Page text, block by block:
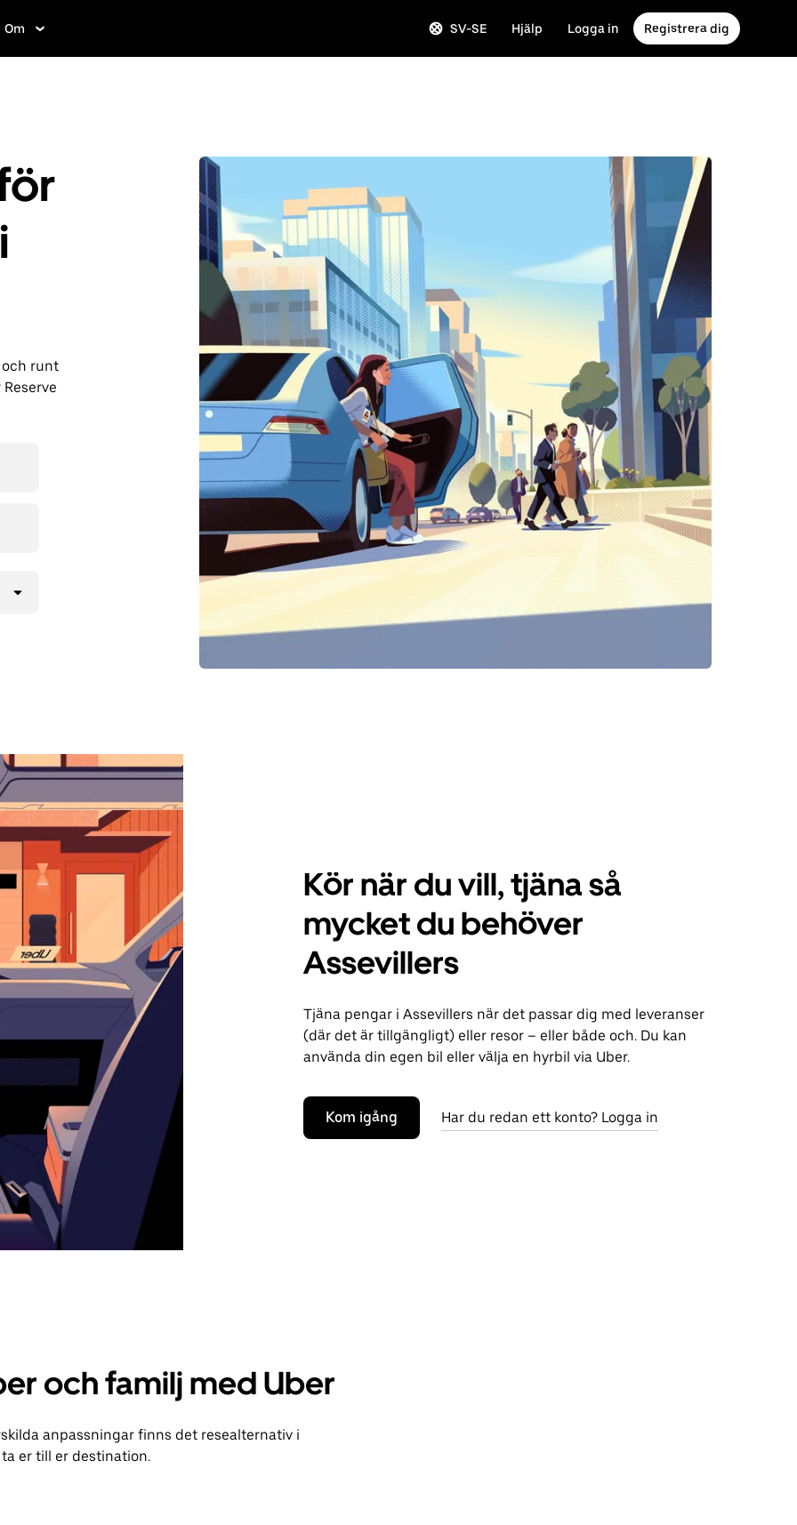
Om SV-SE Hjälp Logga in Registrera dig
runt
Kör när du vill, tjäna så
mycket du behöver
Assevillers
Tjäna pengar i Assevillers när det passar dig med leveranser
(där det är tillgängligt) eller resor – eller både och. Du kan
använda din egen bil eller välja en hyrbil via Uber.
Kom igång Har du redan ett konto? Logga in
och familj med Uber
anpassningar finns det resealternativ i
er till er destination.